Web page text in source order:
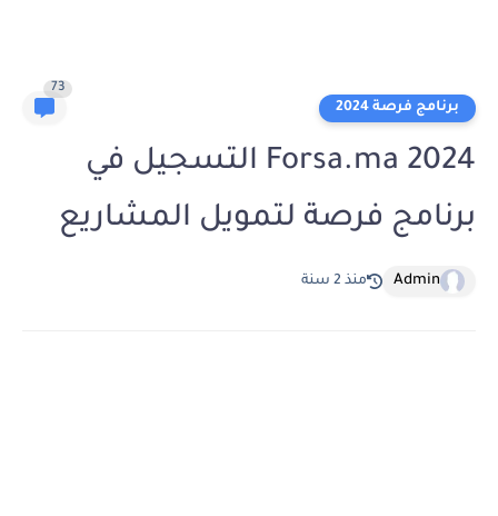
برنامج فرصة 2024
73
Forsa.ma 2024 التسجيل في
برنامج فرصة لتمويل المشاريع
Admin منذ 2 سنة